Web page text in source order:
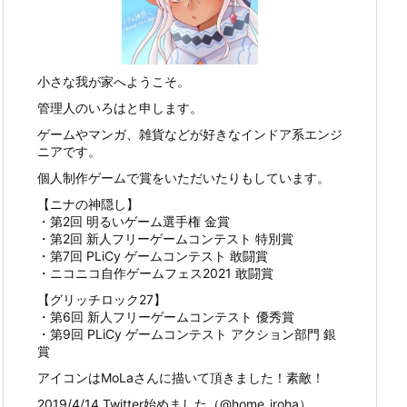
小さな我が家へようこそ。
管理人のいろはと申します。
ゲームやマンガ、雑貨などが好きなインドア系エンジ
ニアです。
個人制作ゲームで賞をいただいたりもしています。
【ニナの神隠し】
・第2回 明るいゲーム選手権 金賞
・第2回 新人フリーゲームコンテスト 特別賞
・第7回 PLiCy ゲームコンテスト 敢闘賞
・ニコニコ自作ゲームフェス2021 敢闘賞
【グリッチロック27】
・第6回 新人フリーゲームコンテスト 優秀賞
・第9回 PLiCy ゲームコンテスト アクション部門 銀
賞
アイコンはMoLaさんに描いて頂きました！素敵！
2019/4/14 Twitter始めました（@home_iroha）